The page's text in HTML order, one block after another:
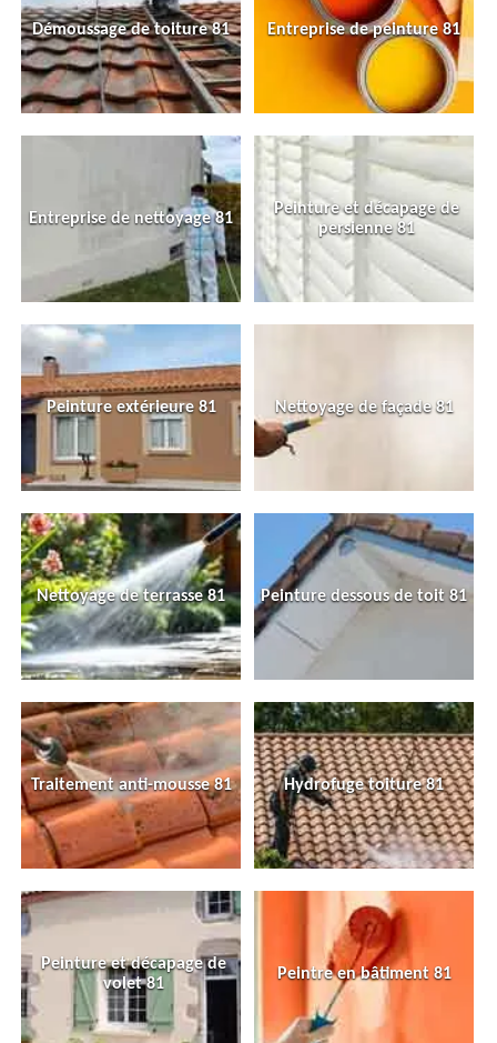
Démoussage de toiture 81 Entreprise de peinture 81
Entreprise de nettoyage 81
Peinture et décapage de
persienne 81
Peinture extérieure 81 Nettoyage de façade 81
Nettoyage de terrasse 81 Peinture dessous de toit 81
Traitement anti-mousse 81 Hydrofuge toiture 81
Peinture et décapage de
volet 81
Peintre en bâtiment 81